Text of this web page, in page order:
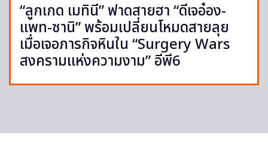
“ลูกเกด เมทินี” ฟาดสายฮา “ดีเจอ๋อง-
แพท-ซานิ” พร้อมเปลี่ยนโหมดสายลุย
เมื่อเจอภารกิจหินใน “Surgery Wars
สงครามแห่งความงาม” อีพี6